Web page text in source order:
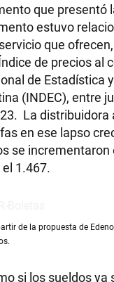
que presentó
estuvo
que
de precios al
de Estadística
(INDEC), entre
La distribuidora
en ese lapso
se incrementaron
1.467.
de la propuesta de
si los sueldos ya